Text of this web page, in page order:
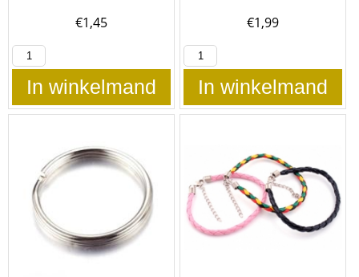
€1,45
In winkelmand
€1,99
In winkelmand